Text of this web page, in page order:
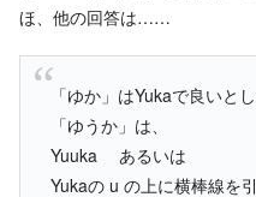
ほ、他の回答は……
「ゆか」はYukaで良いとし
「ゆうか」は、
Yuuka あるいは
Yukaの u の上に横棒線を